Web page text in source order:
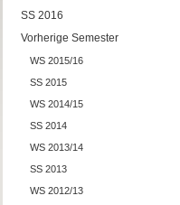
SS 2016
Vorherige Semester
WS 2015/16
SS 2015
WS 2014/15
SS 2014
WS 2013/14
SS 2013
WS 2012/13